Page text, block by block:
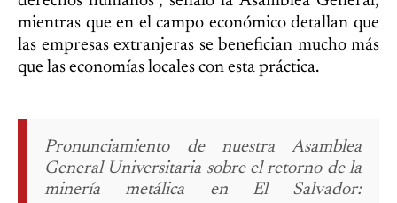
mientras que en el campo económico detallan que
las empresas extranjeras se benefician mucho más
que las economías locales con esta práctica.
Pronunciamiento de nuestra Asamblea
General Universitaria sobre el retorno de la
minería metálica en El Salvador: